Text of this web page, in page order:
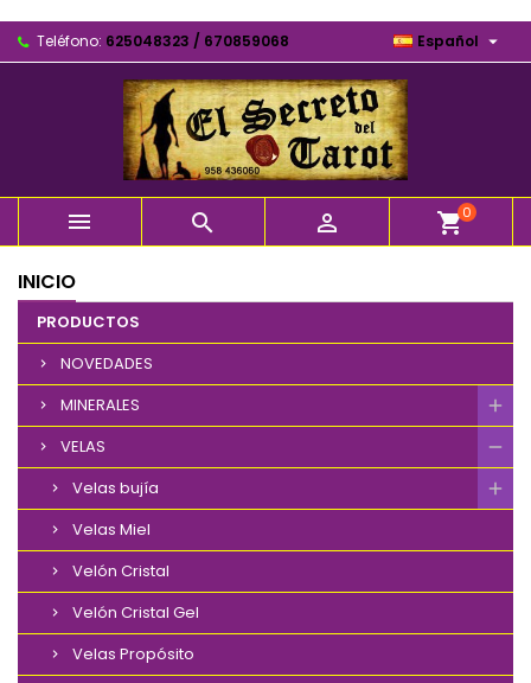
Teléfono: 625048323 / 670859068 Español 
   shopping_cart0
INICIO
PRODUCTOS
NOVEDADES
MINERALES
VELAS
Velas bujía
Velas Miel
Velón Cristal
Velón Cristal Gel
Velas Propósito